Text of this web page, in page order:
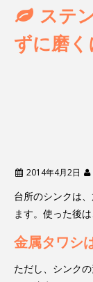
ステ
ずに磨く
2014年4月2日
台所のシンクは
ます。使った後
金属タワシ
ただし、シンク